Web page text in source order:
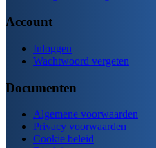
Account
Inloggen
Wachtwoord vergeten
Documenten
Algemene voorwaarden
Privacy voorwaarden
Cookie beleid